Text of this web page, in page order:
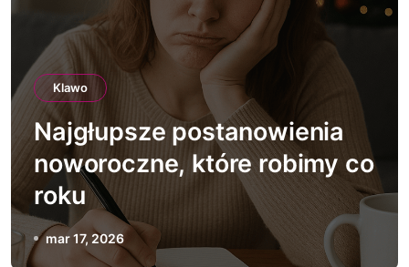
Klawo
Najgłupsze postanowienia
noworoczne, które robimy co
roku
mar 17, 2026